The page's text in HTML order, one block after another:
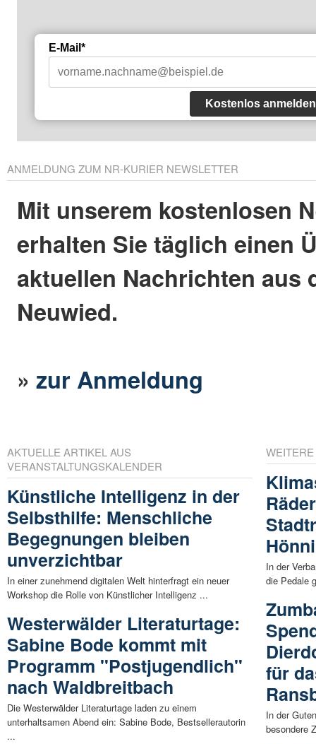
E-Mail*
Kostenlos anmelden
ANMELDUNG ZUM NR-KURIER NEWSLETTER
Mit unserem kostenlosen
erhalten Sie täglich einen
aktuellen Nachrichten aus
Neuwied.
»zur Anmeldung
AKTUELLE ARTIKEL AUS
VERANSTALTUNGSKALENDER
Künstliche Intelligenz in der
Selbsthilfe: Menschliche
Begegnungen bleiben
unverzichtbar
In einer zunehmend digitalen Welt hinterfragt ein neuer
Workshop die Rolle von Künstlicher Intelligenz ...
Westerwälder Literaturtage:
Sabine Bode kommt mit
Programm "Postjugendlich"
nach Waldbreitbach
Die Westerwälder Literaturtage laden zu einem
unterhaltsamen Abend ein: Sabine Bode, Bestsellerautorin
...
In der
die Pedale
für
In der
besondere